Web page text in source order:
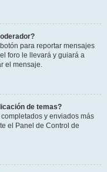
para reportar mensajes
foro le llevará y guiará a
el mensaje.
de temas?
y enviados más
el Panel de Control de